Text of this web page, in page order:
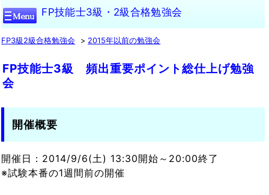
FP技能士3級・2級合格勉強会
FP3級2級合格勉強会 2015年以前の勉強会
FP技能士3級 頻出重要ポイント総仕上げ勉強
会
開催概要
開催日：2014/9/6(土) 13:30開始～20:00終了
※試験本番の1週間前の開催